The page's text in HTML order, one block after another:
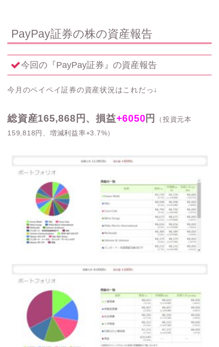
PayPay証券の株の資産報告
今回の『PayPay証券』の資産報告
今月のペイペイ証券の資産状況はこれだっ↓
総資産165,868円、損益+6050円
（投資元本
159,818円、増減利益率+3.7%）